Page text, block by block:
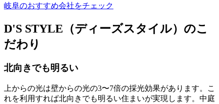
岐阜のおすすめ会社をチェック
D'S STYLE（ディーズスタイル）のこ
だわり
北向きでも明るい
上からの光は壁からの光の3〜7倍の採光効果があります。こ
れを利用すれば北向きでも明るい住まいが実現します。 中庭